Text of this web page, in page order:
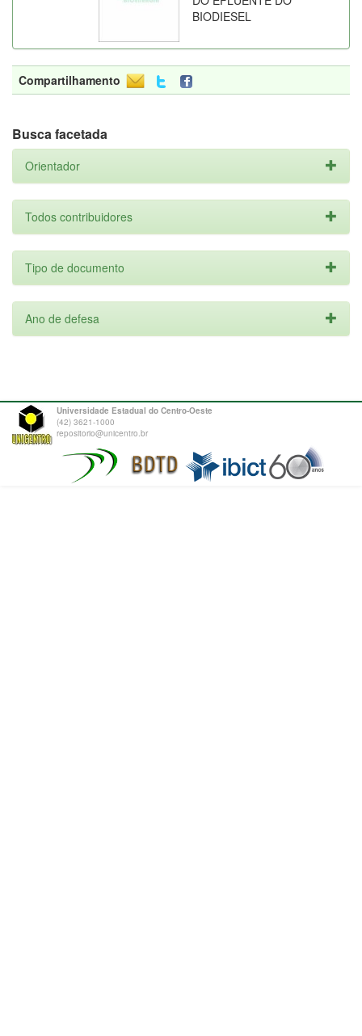
BIODIESEL
Compartilhamento
Busca facetada
Orientador
Todos contribuidores
Tipo de documento
Ano de defesa
Universidade Estadual do Centro-Oeste
(42) 3621-1000
repositorio@unicentro.br